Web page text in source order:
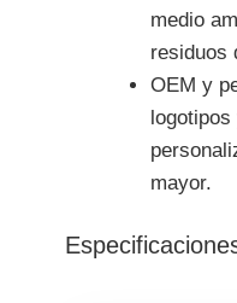
medio
residuos
OEM y
mayor.